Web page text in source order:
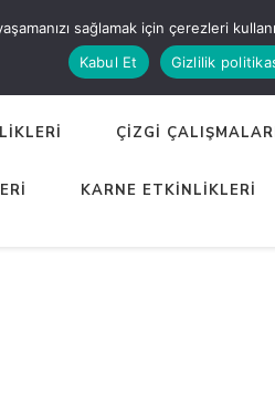
ÇİZGİ
KARNE ETKİNLİKLERİ
sağlamak için çerezleri
Kabul Et
Gizlilik